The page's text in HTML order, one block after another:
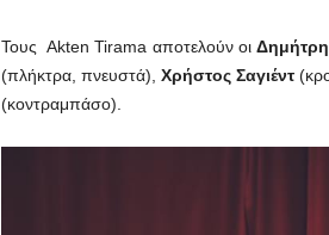
Τους Akten Tirama αποτελούν οι
(πλήκτρα, πνευστά), Χρήστος Σαγιέντ
(κοντραμπάσο).